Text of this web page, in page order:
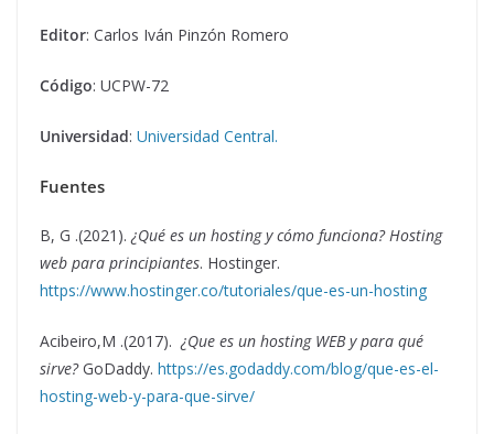
Editor: Carlos Iván Pinzón Romero
Código: UCPW-72
Universidad: Universidad Central.
Fuentes
B, G .(2021). ¿Qué es un hosting y cómo funciona? Hosting
web para principiantes. Hostinger.
https://www.hostinger.co/tutoriales/que-es-un-hosting
Acibeiro,M .(2017). ¿Que es un hosting WEB y para qué
sirve?GoDaddy. https://es.godaddy.com/blog/que-es-el-
hosting-web-y-para-que-sirve/